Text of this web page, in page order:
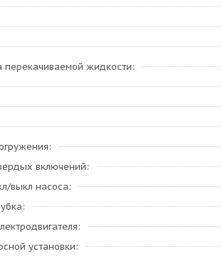
перекачиваемой жидкости
включений
выкл насоса
установки